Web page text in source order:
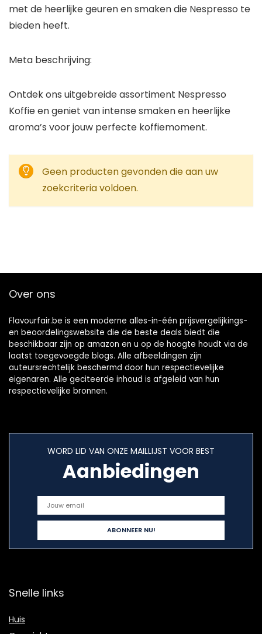
met de heerlijke geuren en smaken die Nespresso te
bieden heeft.
Meta beschrijving:
Ontdek ons uitgebreide assortiment Nespresso
Koffie en geniet van intense smaken en heerlijke
aroma’s voor jouw perfecte koffiemoment.
Geen producten gevonden die aan uw
zoekcriteria voldoen.
Over ons
Flavourfair.be is een moderne alles-in-één prijsvergelijkings-
en beoordelingswebsite die de beste deals biedt die
beschikbaar zijn op amazon en u op de hoogte houdt via de
laatst toegevoegde blogs. Alle afbeeldingen zijn
auteursrechtelijk beschermd door hun respectievelijke
eigenaren. Alle geciteerde inhoud is afgeleid van hun
respectievelijke bronnen.
WORD LID VAN ONZE MAILLIJST VOOR BEST
Aanbiedingen
Snelle links
Huis